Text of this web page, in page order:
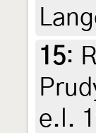
15:
e.l.